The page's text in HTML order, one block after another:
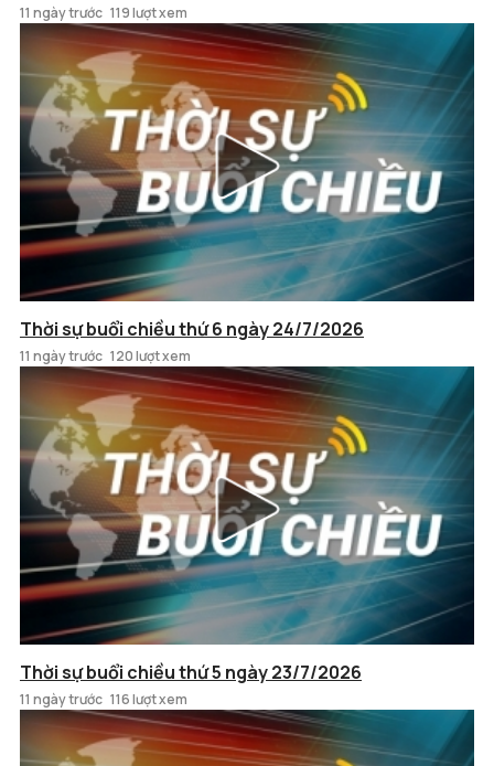
11 ngày trước 119 lượt xem
Thời sự buổi chiều thứ 6 ngày 24/7/2026
11 ngày trước 120 lượt xem
Thời sự buổi chiều thứ 5 ngày 23/7/2026
11 ngày trước 116 lượt xem